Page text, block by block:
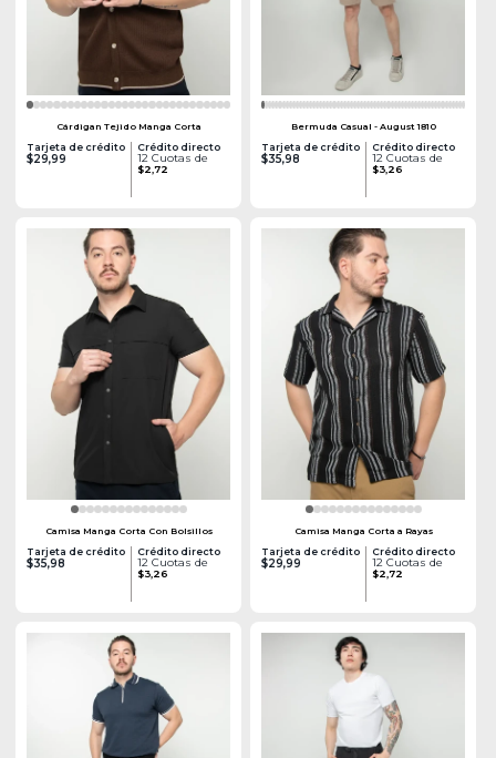
Cárdigan Tejido Manga Corta
Tarjeta de crédito
$29,99
Crédito directo
12 Cuotas de
$2,72
Bermuda Casual - August 1810
Tarjeta de crédito
$35,98
Crédito directo
12 Cuotas de
$3,26
Camisa Manga Corta Con Bolsillos
Tarjeta de crédito
$35,98
Crédito directo
12 Cuotas de
$3,26
Camisa Manga Corta a Rayas
Tarjeta de crédito
$29,99
Crédito directo
12 Cuotas de
$2,72